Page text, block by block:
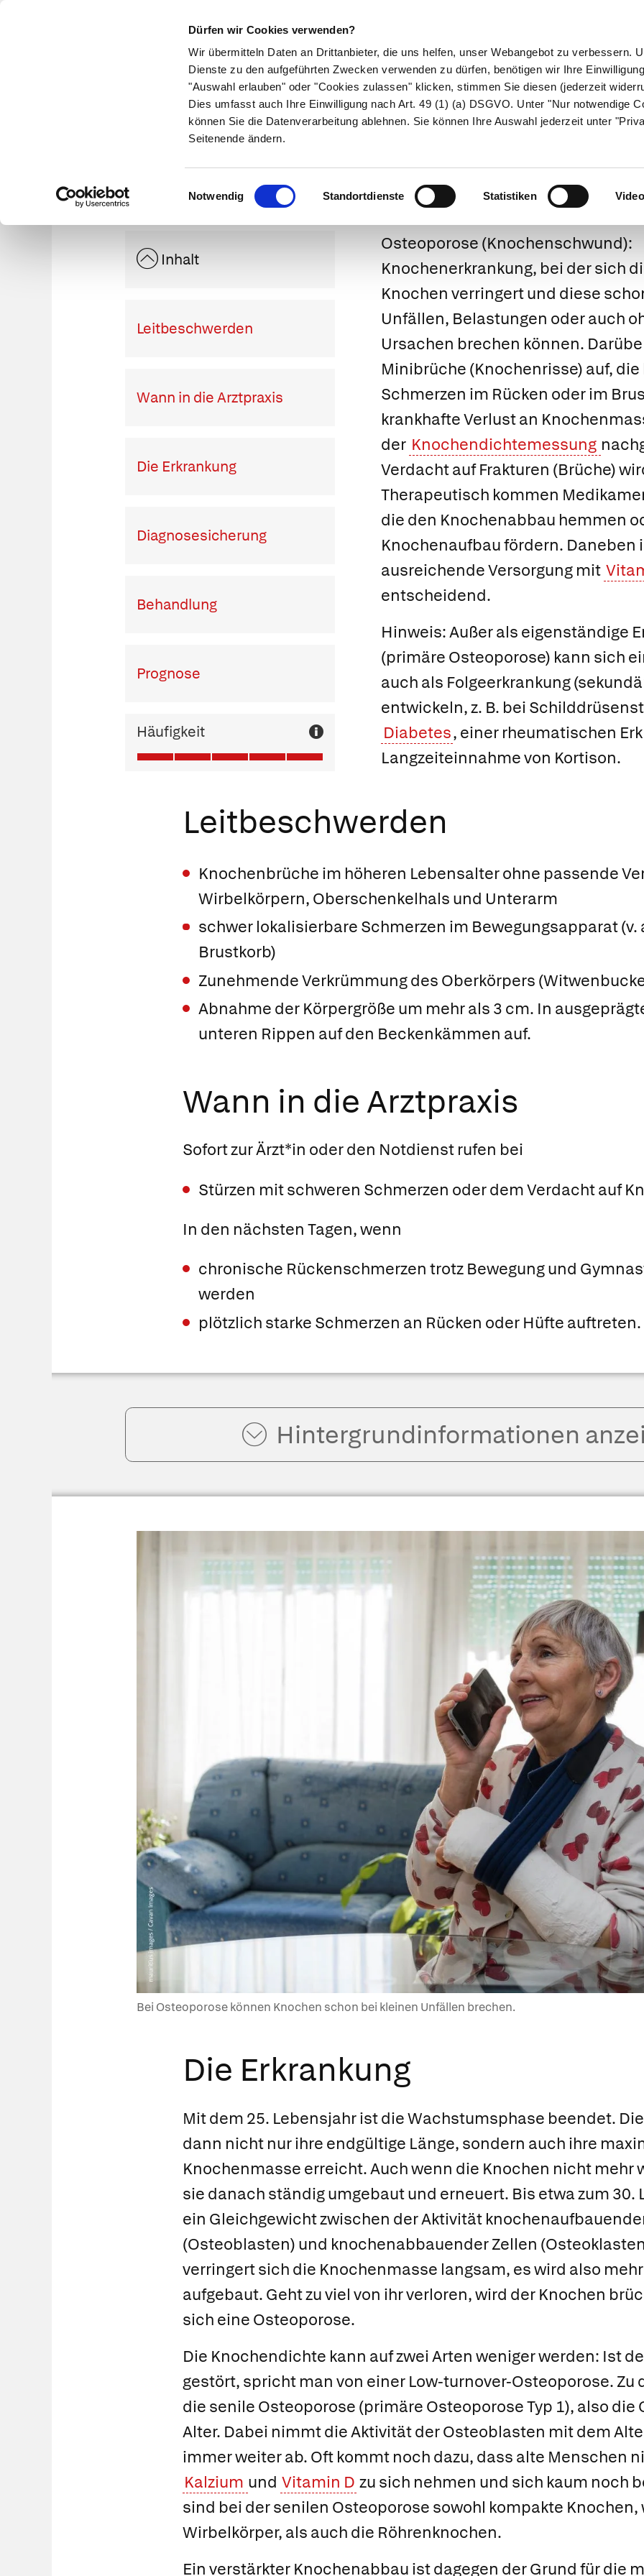
Dürfen wir Cookies verwenden?
Wir übermitteln Daten an Drittanbieter, die uns helfen, unser Webangebot zu verbessern.
Dienste zu den aufgeführten Zwecken verwenden zu dürfen, benötigen wir Ihre
"Auswahl erlauben" oder "Cookies zulassen" klicken, stimmen Sie diesen (jederzeit
Dies umfasst auch Ihre Einwilligung nach Art. 49 (1) (a) DSGVO. Unter "Nur notwendige
können Sie die Datenverarbeitung ablehnen. Sie können Ihre Auswahl jederzeit unter
Seitenende ändern.
Einwilligungsauswahl
Notwendig Standortdienste Statistiken
Symptome Therapie Medikamente Naturheilkunde Eltern & Kind
Osteoporose
Inhalt
Leitbeschwerden
Wann in die Arztpraxis
Die Erkrankung
Diagnosesicherung
Behandlung
Prognose
Häufigkeit
Osteoporose (Knochenschwund):
Knochenerkrankung, bei der sich
Knochen verringert und diese
Unfällen, Belastungen oder auch
Ursachen brechen können.
Minibrüche (Knochenrisse) auf, die
Schmerzen im Rücken oder im
krankhafte Verlust an
der Knochendichtemessung
Verdacht auf Frakturen (Brüche)
Therapeutisch kommen
die den Knochenabbau hemmen
Knochenaufbau fördern. Daneben
ausreichende Versorgung mit
entscheidend.
Hinweis: Außer als eigenständige
(primäre Osteoporose) kann sich
auch als Folgeerkrankung
entwickeln, z. B. bei
Diabetes, einer rheumatischen
Langzeiteinnahme von Kortison.
Leitbeschwerden
Knochenbrüche im höheren Lebensalter ohne passende
Wirbelkörpern, Oberschenkelhals und Unterarm
schwer lokalisierbare Schmerzen im Bewegungsapparat (v.
Brustkorb)
Zunehmende Verkrümmung des Oberkörpers
Abnahme der Körpergröße um mehr als 3 cm. In
unteren Rippen auf den Beckenkämmen auf.
Wann in die Arztpraxis
Sofort zur Ärzt*in oder den Notdienst rufen bei
Stürzen mit schweren Schmerzen oder dem Verdacht auf
In den nächsten Tagen, wenn
chronische Rückenschmerzen trotz Bewegung und
werden
plötzlich starke Schmerzen an Rücken oder Hüfte auftreten.
Hintergrund­informationen
Bei Osteoporose können Knochen schon bei kleinen Unfällen brechen.
Die Erkrankung
Mit dem 25. Lebensjahr ist die Wachstumsphase beendet.
dann nicht nur ihre endgültige Länge, sondern auch ihre
Knochenmasse erreicht. Auch wenn die Knochen nicht mehr
sie danach ständig umgebaut und erneuert. Bis etwa zum 30.
ein Gleichgewicht zwischen der Aktivität
(Osteoblasten) und knochenabbauender Zellen (
verringert sich die Knochenmasse langsam, es wird also
aufgebaut. Geht zu viel von ihr verloren, wird der Knochen
sich eine Osteoporose.
Die Knochendichte kann auf zwei Arten weniger werden: Ist
gestört, spricht man von einer Low-turnover-Osteoporose. Zu
die senile Osteoporose (primäre Osteoporose Typ 1), also die
Alter. Dabei nimmt die Aktivität der Osteoblasten mit dem
immer weiter ab. Oft kommt noch dazu, dass alte Menschen
Kalzium und Vitamin D zu sich nehmen und sich kaum noch
sind bei der senilen Osteoporose sowohl kompakte Knochen,
Wirbelkörper, als auch die Röhrenknochen.
Ein verstärkter Knochenabbau ist dagegen der Grund für die